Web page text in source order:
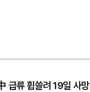
급류 휩쓸려 19일 사망